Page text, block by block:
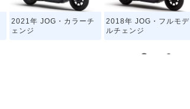
2021年 JOG・カラーチ
ェンジ
2018年 JOG・フルモデ
ルチェンジ